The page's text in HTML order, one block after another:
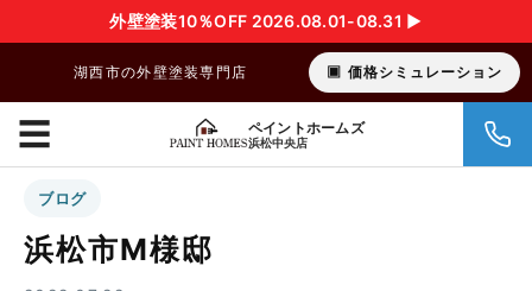
外壁塗装10％OFF 2026.08.01-08.31 ▶︎
湖西市の外壁塗装専門店 価格シミュレーション
ペイントホームズ
浜松中央店
☰
ブログ
浜松市M様邸